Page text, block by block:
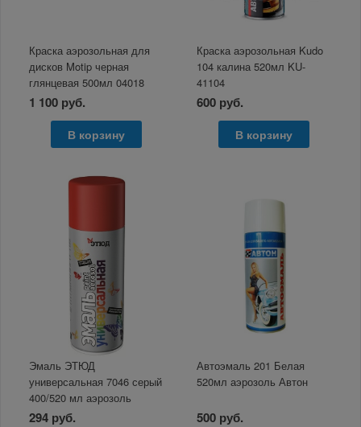
Краска аэрозольная для
дисков Motip черная
глянцевая 500мл 04018
1 100 руб.
В корзину
Краска аэрозольная Kudo
104 калина 520мл KU-
41104
600 руб.
В корзину
Эмаль ЭТЮД
универсальная 7046 серый
400/520 мл аэрозоль
294 руб.
Автоэмаль 201 Белая
520мл аэрозоль Автон
500 руб.